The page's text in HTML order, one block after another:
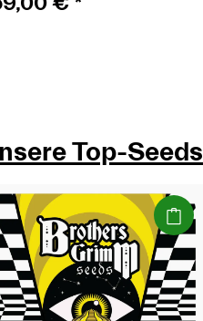
Top-Seeds
(Paket)